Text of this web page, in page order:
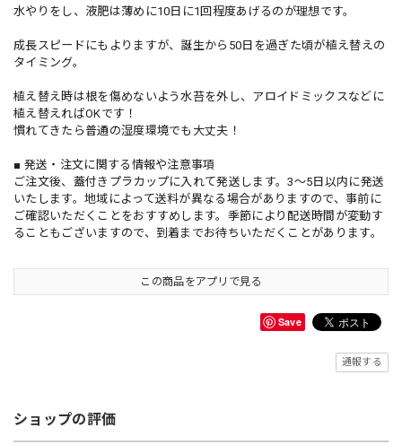
水やりをし、液肥は薄めに10日に1回程度あげるのが理想です。
成長スピードにもよりますが、誕生から50日を過ぎた頃が植え替えの
タイミング。
植え替え時は根を傷めないよう水苔を外し、アロイドミックスなどに
植え替えればOKです！
慣れてきたら普通の湿度環境でも大丈夫！
■ 発送・注文に関する情報や注意事項
ご注文後、蓋付きプラカップに入れて発送します。3〜5日以内に発送
いたします。地域によって送料が異なる場合がありますので、事前に
ご確認いただくことをおすすめします。季節により配送時間が変動す
ることもございますので、到着までお待ちいただくことがあります。
この商品をアプリで見る
Save
通報する
ショップの評価